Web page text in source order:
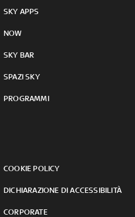
SKY APPS
NOW
SKY BAR
SPAZI SKY
PROGRAMMI
COOKIE POLICY
DICHIARAZIONE DI ACCESSIBILITÀ
CORPORATE